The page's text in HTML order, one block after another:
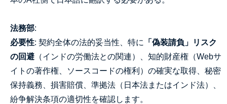
法務部:
必要性: 契約全体の法的妥当性、特に
「偽装請負」リスク
の回避 （インドの労働法との関連）、知的財産権（Webサ
イトの著作権、ソースコードの権利）の確実な取得、秘密
保持義務、損害賠償、準拠法（日本法またはインド法）、
紛争解決条項の適切性を確認します。